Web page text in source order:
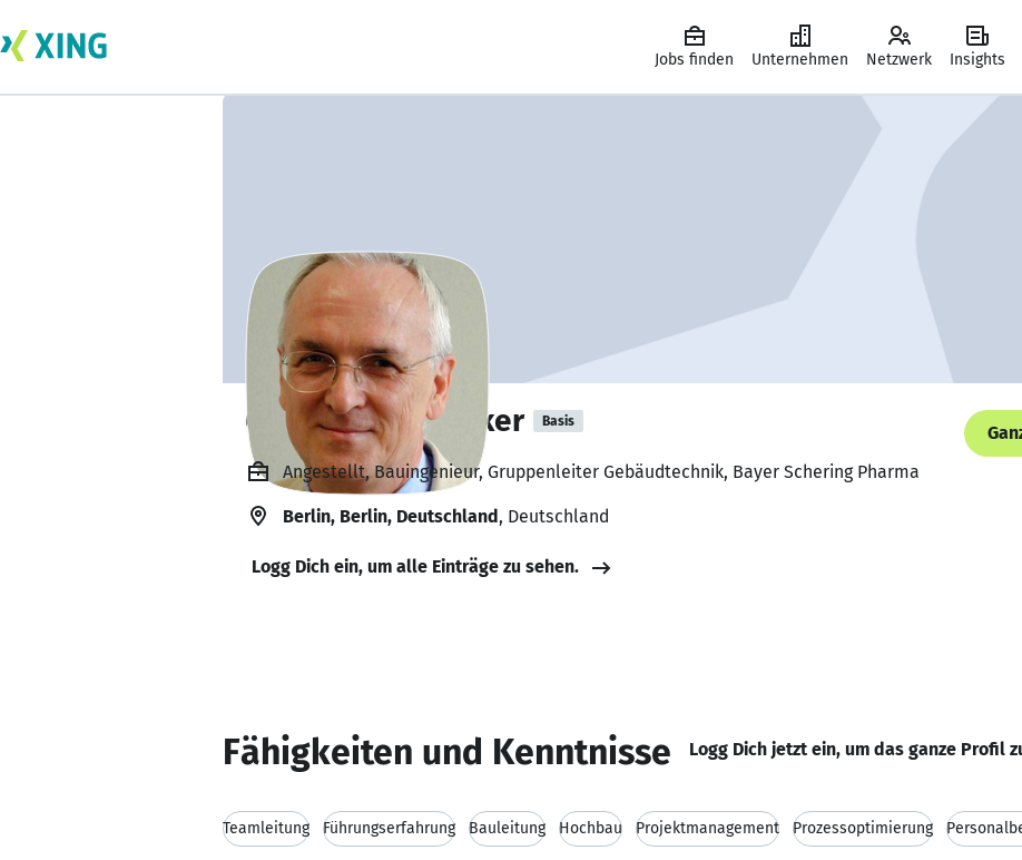
Jobs finden Unternehmen Netzwerk Insights
Gerd Kuchenbecker Basis
Angestellt, Bauingenieur, Gruppenleiter Gebäudtechnik, Bayer Schering Pharma
Berlin, Berlin, Deutschland, Deutschland
Logg Dich ein, um alle Einträge zu sehen.
Fähigkeiten und Kenntnisse Logg Dich jetzt ein, um das ganze Profil
Teamleitung Führungserfahrung Bauleitung Hochbau Projektmanagement Prozessoptimierung